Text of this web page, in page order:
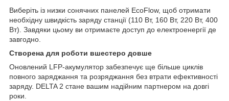
Виберіть із низки сонячних панелей EcoFlow, щоб отримати
необхідну швидкість заряду станції (110 Вт, 160 Вт, 220 Вт, 400
Вт). Завдяки цьому ви отримаєте доступ до електроенергії де
завгодно.
Створена для роботи вшестеро довше
Оновлений LFP-акумулятор забезпечує ще більше циклів
повного заряджання та розряджання без втрати ефективності
заряду. DELTA 2 стане вашим надійним партнером на довгі
роки.